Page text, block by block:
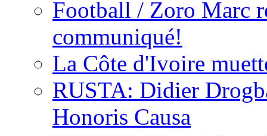
Football / Zoro Marc
communiqué!
La Côte d'Ivoire
RUSTA: Didier
Honoris Causa